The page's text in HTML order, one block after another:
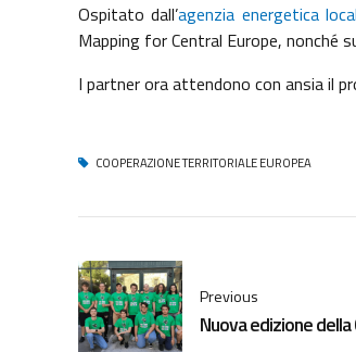
Ospitato dall’agenzia energetica
Mapping for Central Europe, nonché
I partner ora attendono con ansia il
COOPERAZIONE TERRITORIALE EUROPEA
Previous
Nuova edizione